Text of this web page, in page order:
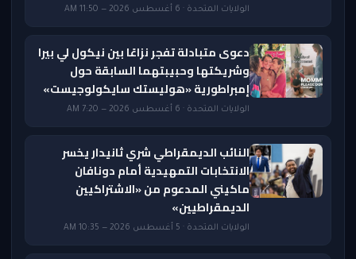
الولايات المتحدة · 6 أغسطس 2026 — 11:50 AM
دعوى متبادلة تفجر نزاعًا بين نيكول لي بيرا
وشريكتها وحبيبتهما السابقة حول
إمبراطورية «هوليستك سايكولوجيست»
الولايات المتحدة · 6 أغسطس 2026 — 7:20 AM
النائب الديمقراطي شري ثانيدار يخسر
الانتخابات التمهيدية أمام دونافان
ماكيني المدعوم من «الاشتراكيين
الديمقراطيين»
الولايات المتحدة · 5 أغسطس 2026 — 10:35 AM